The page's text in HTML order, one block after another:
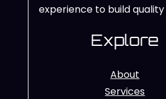
experience to build
Explore
About
Services